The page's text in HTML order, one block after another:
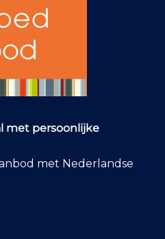
met persoonlijke
met Nederlandse